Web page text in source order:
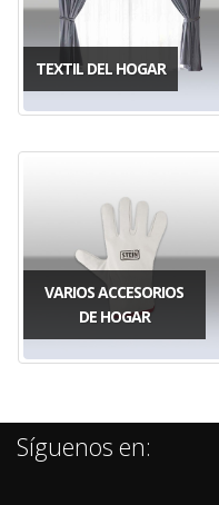
TEXTIL DEL HOGAR
VARIOS ACCESORIOS
DE HOGAR
Síguenos en: